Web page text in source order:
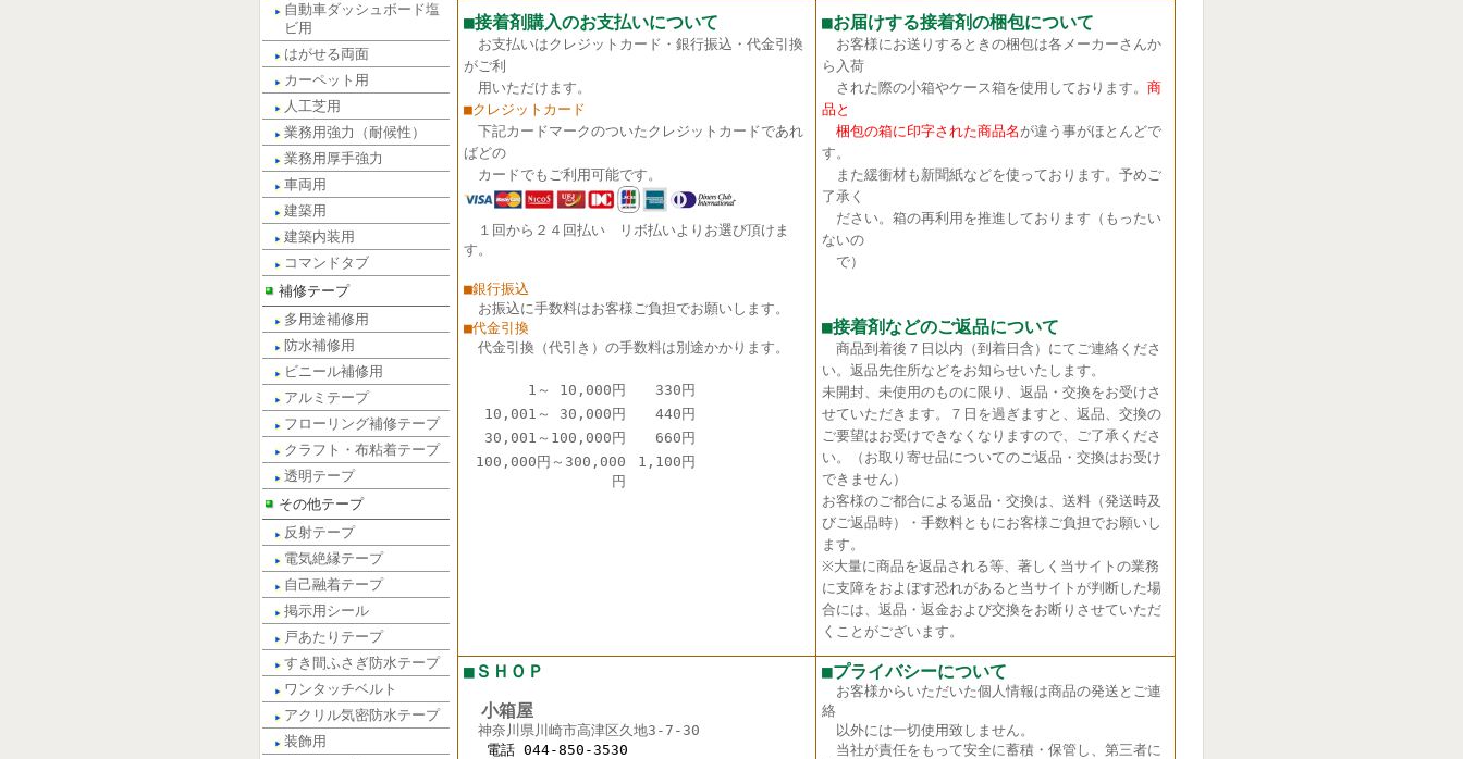
自動車ダッシュボード塩
ビ用
はがせる両面
カーペット用
人工芝用
業務用強力（耐候性）
業務用厚手強力
車両用
建築用
建築内装用
コマンドタブ
補修テープ
多用途補修用
防水補修用
ビニール補修用
アルミテープ
フローリング補修テープ
クラフト・布粘着テープ
透明テープ
その他テープ
反射テープ
電気絶縁テープ
自己融着テープ
掲示用シール
戸あたりテープ
すき間ふさぎ防水テープ
ワンタッチベルト
アクリル気密防水テープ
装飾用
■接着剤購入のお支払いについて
お支払いはクレジットカード・銀行振込・代金引換
がご利
用いただけます。
■クレジットカード
下記カードマークのついたクレジットカードであれ
ばどの
カードでもご利用可能です。
１回から２４回払い リボ払いよりお選び頂けま
す。
■銀行振込
お振込に手数料はお客様ご負担でお願いします。
■代金引換
代金引換（代引き）の手数料は別途かかります。
1～ 10,000円
330円
10,001～ 30,000円
440円
30,001～100,000円
660円
100,000円～300,000
円
1,100円
■お届けする接着剤の梱包について
お客様にお送りするときの梱包は各メーカーさんか
ら入荷
された際の小箱やケース箱を使用しております。 商
品と
梱包の箱に印字された商品名 が違う事がほとんどで
す。
また緩衝材も新聞紙などを使っております。予めご
了承く
ださい。箱の再利用を推進しております（もったい
ないの
で）
■接着剤などのご返品について
商品到着後７日以内（到着日含）にてご連絡くださ
い。返品先住所などをお知らせいたします。
未開封、未使用のものに限り、返品・交換をお受けさ
せていただきます。７日を過ぎますと、返品、交換の
ご要望はお受けできなくなりますので、ご了承くださ
い。（お取り寄せ品についてのご返品・交換はお受け
できません）
お客様のご都合による返品・交換は、送料（発送時及
びご返品時）・手数料ともにお客様ご負担でお願いし
ます。
※大量に商品を返品される等、著しく当サイトの業務
に支障をおよぼす恐れがあると当サイトが判断した場
合には、返品・返金および交換をお断りさせていただ
くことがございます。
■ＳＨＯＰ
小箱屋
神奈川県川崎市高津区久地3-7-30
電話 044-850-3530
■プライバシーについて
お客様からいただいた個人情報は商品の発送とご連
絡
以外には一切使用致しません。
当社が責任をもって安全に蓄積・保管し、第三者に